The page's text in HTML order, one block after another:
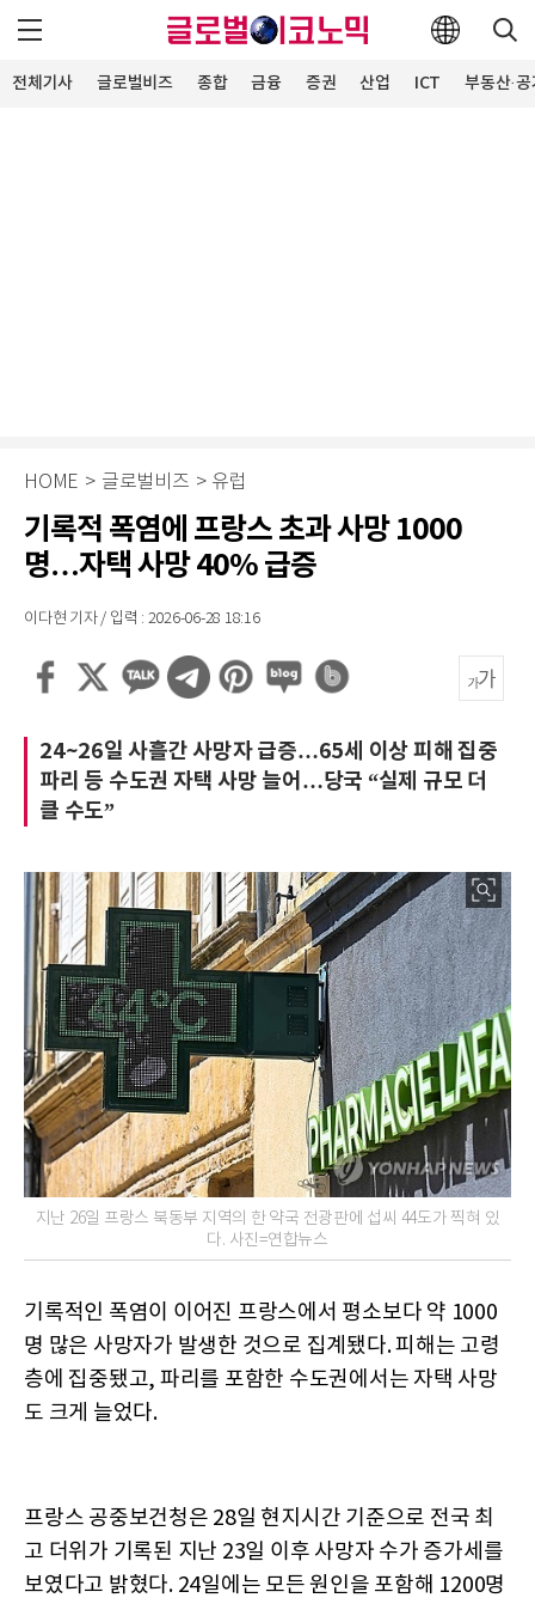
전체기사 글로벌비즈 종합 금융 증권 산업 ICT 부동산·
HOME > 글로벌비즈 > 유럽
기록적 폭염에 프랑스 초과 사망 1000
명…자택 사망 40% 급증
이다현 기자 / 입력 : 2026-06-28 18:16
24~26일 사흘간 사망자 급증…65세 이상 피해 집중
파리 등 수도권 자택 사망 늘어…당국 “실제 규모 더
클 수도”
지난 26일 프랑스 북동부 지역의 한 약국 전광판에 섭씨 44도가 찍혀 있
다. 사진=연합뉴스
기록적인 폭염이 이어진 프랑스에서 평소보다 약 1000
명 많은 사망자가 발생한 것으로 집계됐다. 피해는 고령
층에 집중됐고, 파리를 포함한 수도권에서는 자택 사망
도 크게 늘었다.
프랑스 공중보건청은 28일 현지시간 기준으로 전국 최
고 더위가 기록된 지난 23일 이후 사망자 수가 증가세를
보였다고 밝혔다. 24일에는 모든 원인을 포함해 1200명